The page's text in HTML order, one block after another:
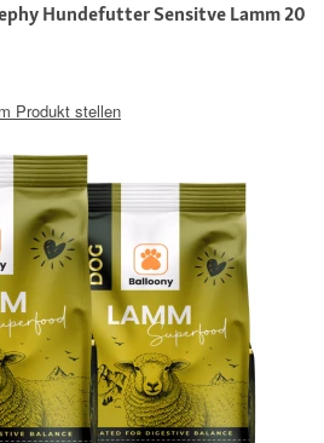
Hundefutter Sensitve Lamm 20
Produkt stellen